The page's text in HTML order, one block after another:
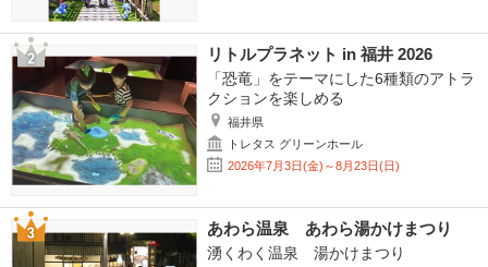
リトルプラネット in 福井 2026
「恐竜」をテーマにした6種類のアトラ
クションを楽しめる
福井県
トレタス グリーンホール
2026年7月3日(金)～8月23日(日)
あわら温泉 あわら湯かけまつり
湧くわく温泉 湯かけまつり